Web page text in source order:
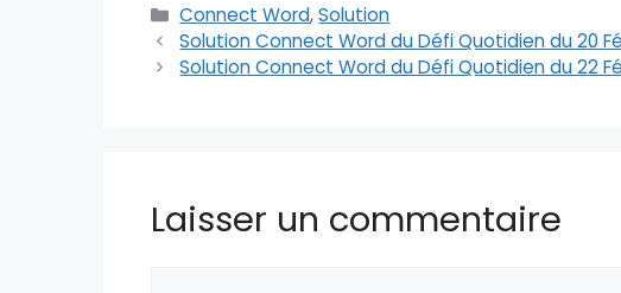
Catégories
Connect Word,Solution
Solution Connect Word du Défi Quotidien du 20
Solution Connect Word du Défi Quotidien du 22
Laisser un commentaire